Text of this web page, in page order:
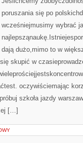
poruszania się po
wcześniejmusimy wybrać
dają dużo,mimo to w
skupić w
oczywiściemając
szkoła jazdy
[…]